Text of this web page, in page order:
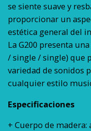
se siente suave y
proporcionar un
estética general del
La G200 presenta
/ single / single) que
variedad de sonidos
cualquier estilo
Especificaciones
+ Cuerpo de madera: